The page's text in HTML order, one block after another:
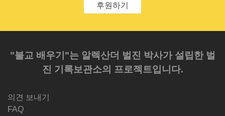
후원하기
"불교 배우기"는 알렉산더 벌진 박사가 설립한 벌
진 기록보관소의 프로젝트입니다.
의견 보내기
FAQ